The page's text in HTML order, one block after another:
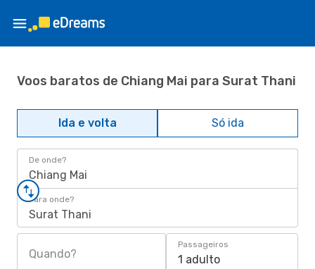
Voos baratos de Chiang Mai para Surat Thani
Ida e volta Só ida
De onde?
Chiang Mai
Para onde?
Surat Thani
Quando?
Passageiros
1 adulto